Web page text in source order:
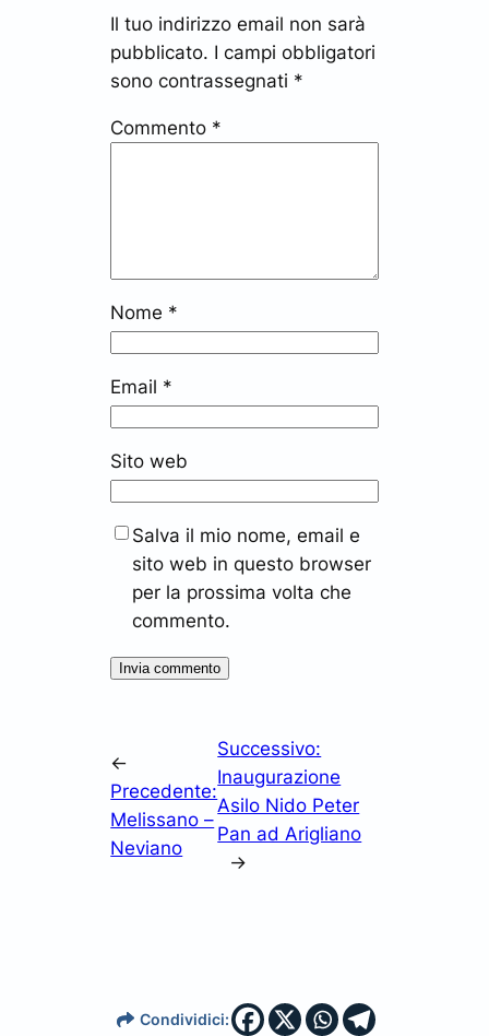
Il tuo indirizzo email non sarà
pubblicato. I campi obbligatori
sono contrassegnati *
Commento *
Nome *
Email *
Sito web
Salva il mio nome, email e
sito web in questo browser
per la prossima volta che
commento.
←
Precedente:
Melissano –
Neviano
Successivo:
Inaugurazione
Asilo Nido Peter
Pan ad Arigliano
→
Condividici: